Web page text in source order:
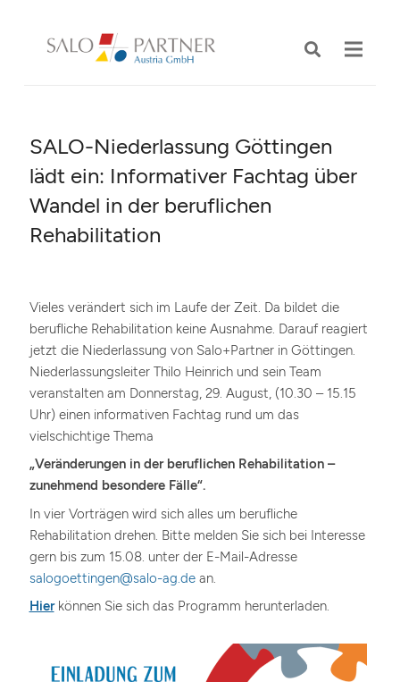
SALO-Niederlassung Göttingen
lädt ein: Informativer Fachtag über
Wandel in der beruflichen
Rehabilitation
Vieles verändert sich im Laufe der Zeit. Da bildet die
berufliche Rehabilitation keine Ausnahme. Darauf reagiert
jetzt die Niederlassung von Salo+Partner in Göttingen.
Niederlassungsleiter Thilo Heinrich und sein Team
veranstalten am Donnerstag, 29. August, (10.30 – 15.15
Uhr) einen informativen Fachtag rund um das
vielschichtige Thema
„Veränderungen in der beruflichen Rehabilitation –
zunehmend besondere Fälle“.
In vier Vorträgen wird sich alles um berufliche
Rehabilitation drehen. Bitte melden Sie sich bei Interesse
gern bis zum 15.08. unter der E-Mail-Adresse
salogoettingen@salo-ag.dean.
Hierkönnen Sie sich das Programm herunterladen.